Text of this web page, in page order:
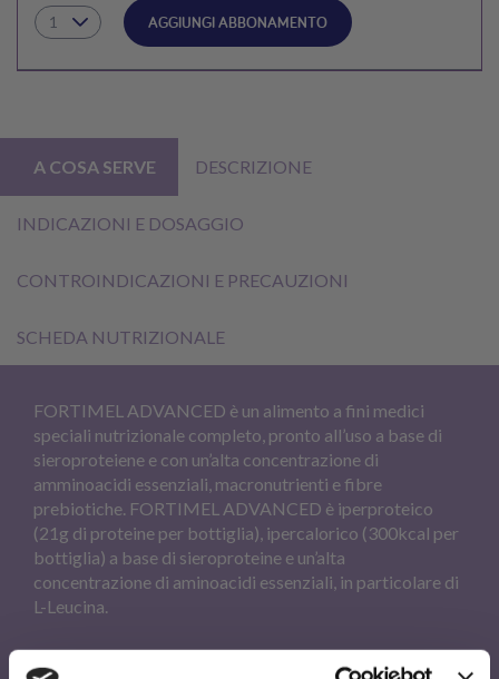
AGGIUNGI ABBONAMENTO
A COSA SERVE DESCRIZIONE
INDICAZIONI E DOSAGGIO
CONTROINDICAZIONI E PRECAUZIONI
SCHEDA NUTRIZIONALE
FORTIMEL ADVANCED è un alimento a fini medici
speciali nutrizionale completo, pronto all’uso a base di
sieroproteiene e con un’alta concentrazione di
amminoacidi essenziali, macronutrienti e fibre
prebiotiche. FORTIMEL ADVANCED è iperproteico
(21g di proteine per bottiglia), ipercalorico (300kcal per
bottiglia) a base di sieroproteine e un’alta
concentrazione di aminoacidi essenziali, in particolare di
L-Leucina.
- Indicato per il trattamento nutrizionale di pazienti con